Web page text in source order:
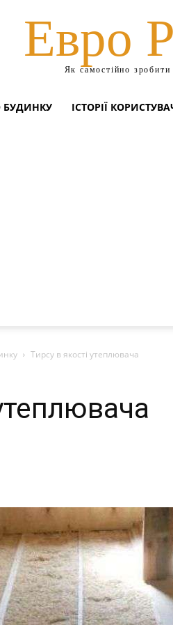
Евро
Як самостійно
БУДИНКУ ІСТОРІЇ
Тирсу в якості утеплювача